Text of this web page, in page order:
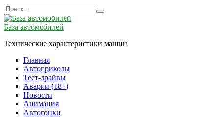
Перейти
к
содержанию
Search
for:
База автомобилей
Технические характеристики машин
Главная
Автоприколы
Тест-драйвы
Аварии (18+)
Новости
Анимация
Автогонки